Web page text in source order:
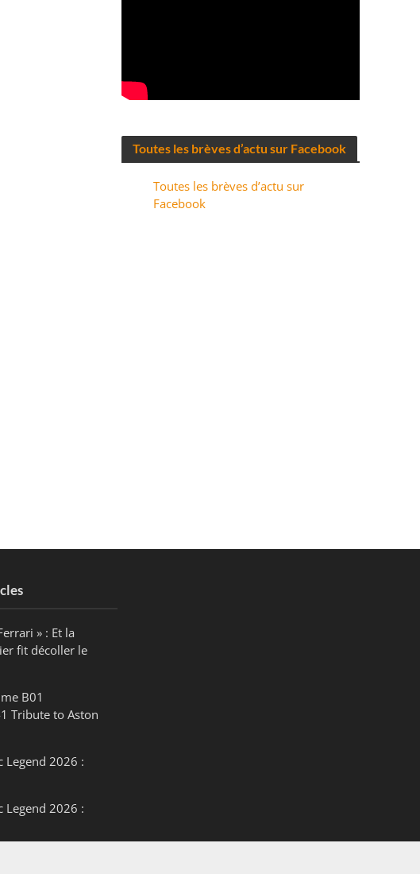
Toutes les brèves d’actu sur Facebook
Toutes les brèves d’actu sur
Facebook
» : Et la
fit décoller le
B01
Tribute to Aston
Legend 2026 :
Legend 2026 :